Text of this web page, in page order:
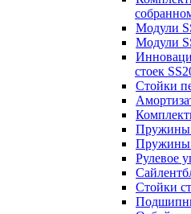
Модули
Модули
стоек
Стойки
Пружины
Пружины
Рулевое
Стойки